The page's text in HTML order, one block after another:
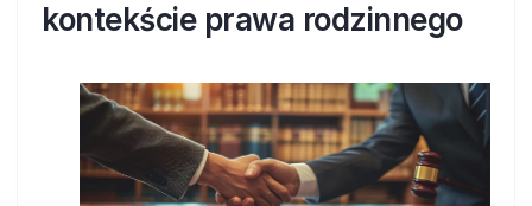
kontekście prawa rodzinnego